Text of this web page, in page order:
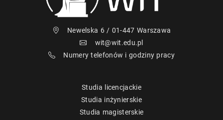
Newelska 6 / 01-447 Warszawa
wit@wit.edu.pl
Numery telefonów i godziny pracy
Studia licencjackie
Studia inżynierskie
Studia magisterskie